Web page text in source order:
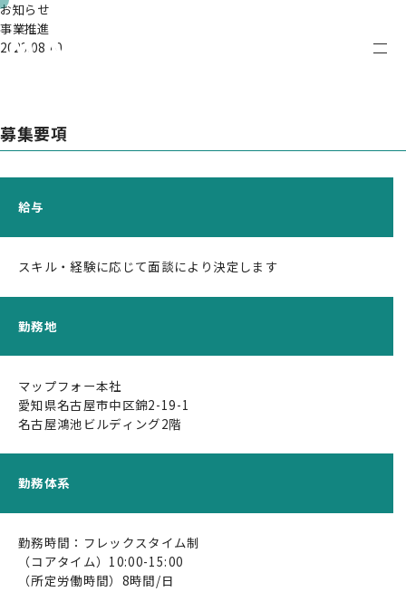
企業情報
ビジョン / ミッション / バリュー
経営陣紹介
株主・投資家情報
お知らせ
事業推進
2023.08.10
募集要項
給与
スキル・経験に応じて面談により決定します
勤務地
マップフォー本社
愛知県名古屋市中区錦2-19-1
名古屋鴻池ビルディング2階
勤務体系
勤務時間：フレックスタイム制
（コアタイム）10:00-15:00
（所定労働時間）8時間/日